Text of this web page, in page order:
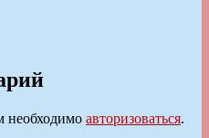
необходимо авторизоваться.